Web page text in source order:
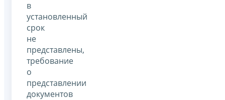
в
установленный
срок
не
представлены,
требование
о
представлении
документов